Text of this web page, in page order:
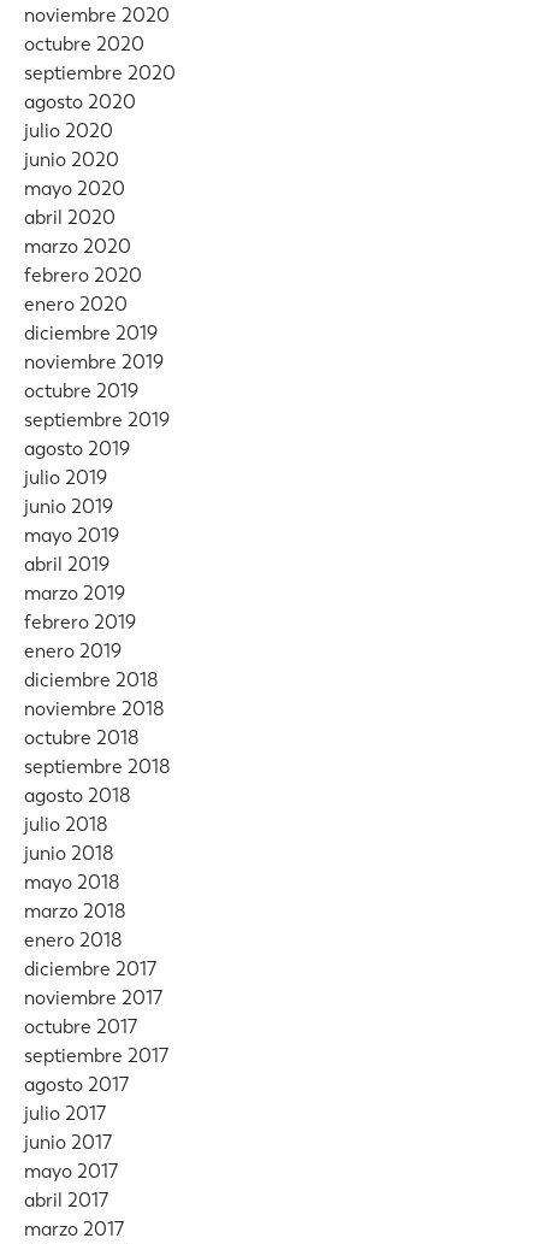
noviembre 2020
octubre 2020
septiembre 2020
agosto 2020
julio 2020
junio 2020
mayo 2020
abril 2020
marzo 2020
febrero 2020
enero 2020
diciembre 2019
noviembre 2019
octubre 2019
septiembre 2019
agosto 2019
julio 2019
junio 2019
mayo 2019
abril 2019
marzo 2019
febrero 2019
enero 2019
diciembre 2018
noviembre 2018
octubre 2018
septiembre 2018
agosto 2018
julio 2018
junio 2018
mayo 2018
marzo 2018
enero 2018
diciembre 2017
noviembre 2017
octubre 2017
septiembre 2017
agosto 2017
julio 2017
junio 2017
mayo 2017
abril 2017
marzo 2017